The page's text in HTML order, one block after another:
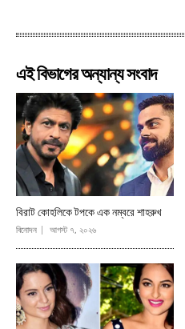
এই বিভাগের অন্যান্য সংবাদ
বিরাট কোহলিকে টপকে এক নম্বরে শাহরুখ
বিনোদন আগস্ট ৭, ২০২৬